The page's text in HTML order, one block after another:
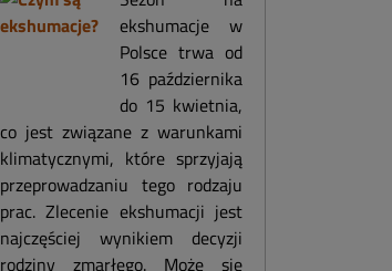
ekshumacje w
Polsce trwa od
16 października
do 15 kwietnia,
co jest związane z warunkami
klimatycznymi, które sprzyjają
przeprowadzaniu tego rodzaju
prac. Zlecenie ekshumacji jest
najczęściej wynikiem decyzji
rodziny zmarłego. Może się